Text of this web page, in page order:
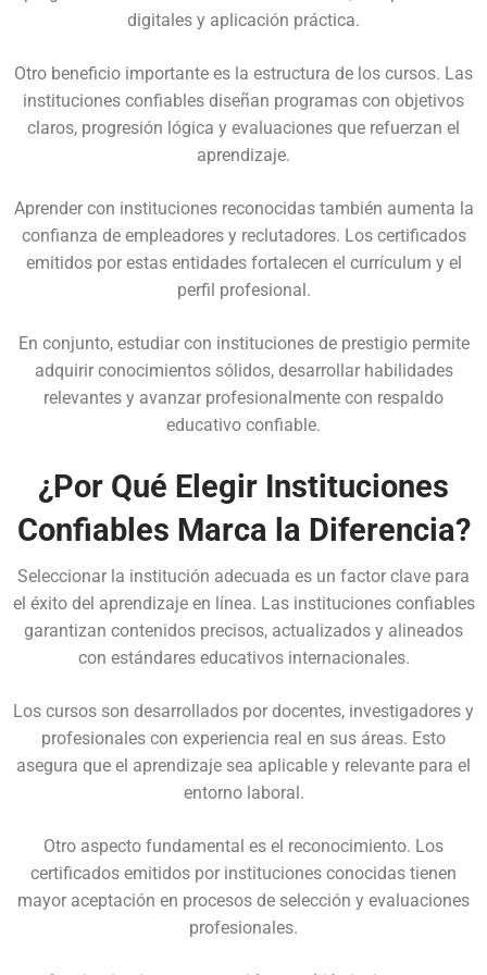
digitales y aplicación práctica.
Otro beneficio importante es la estructura de los cursos. Las
instituciones confiables diseñan programas con objetivos
claros, progresión lógica y evaluaciones que refuerzan el
aprendizaje.
Aprender con instituciones reconocidas también aumenta la
confianza de empleadores y reclutadores. Los certificados
emitidos por estas entidades fortalecen el currículum y el
perfil profesional.
En conjunto, estudiar con instituciones de prestigio permite
adquirir conocimientos sólidos, desarrollar habilidades
relevantes y avanzar profesionalmente con respaldo
educativo confiable.
¿Por Qué Elegir Instituciones
Confiables Marca la Diferencia?
Seleccionar la institución adecuada es un factor clave para
el éxito del aprendizaje en línea. Las instituciones confiables
garantizan contenidos precisos, actualizados y alineados
con estándares educativos internacionales.
Los cursos son desarrollados por docentes, investigadores y
profesionales con experiencia real en sus áreas. Esto
asegura que el aprendizaje sea aplicable y relevante para el
entorno laboral.
Otro aspecto fundamental es el reconocimiento. Los
certificados emitidos por instituciones conocidas tienen
mayor aceptación en procesos de selección y evaluaciones
profesionales.